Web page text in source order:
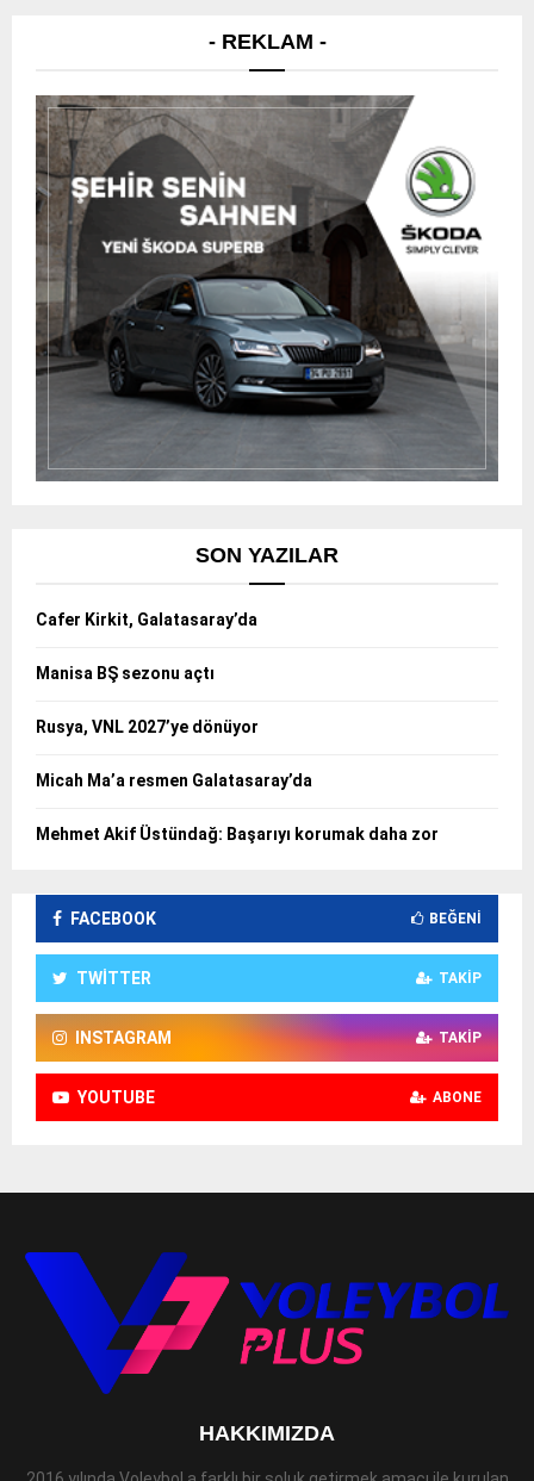
- REKLAM -
SON YAZILAR
Cafer Kirkit, Galatasaray’da
Manisa BŞ sezonu açtı
Rusya, VNL 2027’ye dönüyor
Micah Ma’a resmen Galatasaray’da
Mehmet Akif Üstündağ: Başarıyı korumak daha zor
FACEBOOK BEĞENI
TWITTER TAKIP
INSTAGRAM TAKIP
YOUTUBE ABONE
HAKKIMIZDA